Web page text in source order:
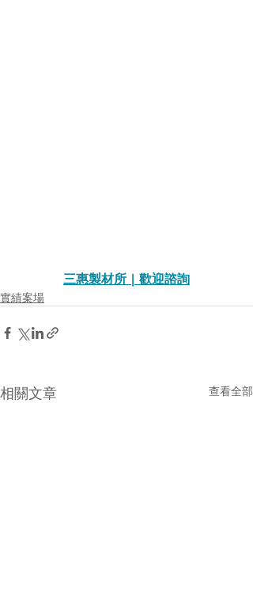
三惠製材所 | 歡迎諮詢
實績案場
相關文章 查看全部